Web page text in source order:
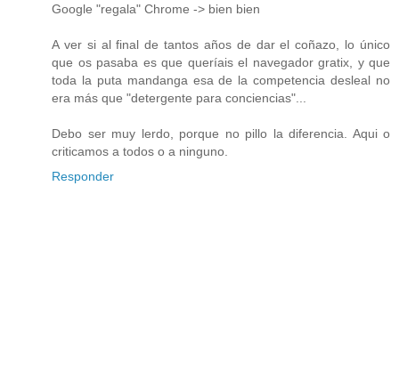
Google "regala" Chrome -> bien bien
A ver si al final de tantos años de dar el coñazo, lo único
que os pasaba es que queríais el navegador gratix, y que
toda la puta mandanga esa de la competencia desleal no
era más que "detergente para conciencias"...
Debo ser muy lerdo, porque no pillo la diferencia. Aqui o
criticamos a todos o a ninguno.
Responder